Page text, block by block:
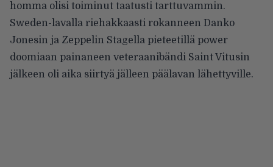
homma olisi toiminut taatusti tarttuvammin.
Sweden-lavalla riehakkaasti rokanneen Danko
Jonesin ja Zeppelin Stagella pieteetillä power
doomiaan painaneen veteraanibändi Saint Vitusin
jälkeen oli aika siirtyä jälleen päälavan lähettyville.